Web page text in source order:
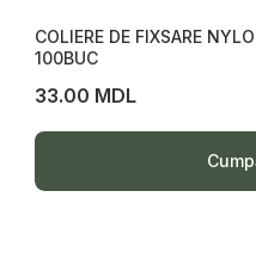
COLIERE DE FIXSARE
100BUC
33.00 MDL